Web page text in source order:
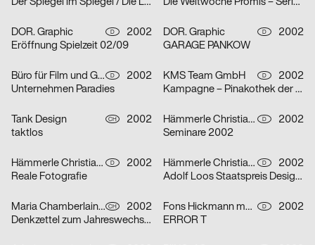
Der Spiegel im Spiegel / Die Leiden des Jungwerdens / Die Muse mit der scharfen Zunge – Serie von dr
Die Weltwoche Promis – Serie von drei Plakaten
DOR. Graphic D
2002
Eröffnung Spielzeit 02/09
DOR. Graphic D
2002
GARAGE PANKOW
Büro für Film und Gestaltung D
2002
Unternehmen Paradies
KMS Team GmbH D
2002
Kampagne – Pinakothek der Moderne – Serie von zwei Plakaten
Tank Design CH
2002
taktlos
Hämmerle Christiane, Timo Thurner D
2002
Seminare 2002
Hämmerle Christiane, Timo Thurner D
2002
Reale Fotografie
Hämmerle Christiane, Timo Thurner D
2002
Adolf Loos Staatspreis Design 2001
Maria Chamberlain, Fabienne Bissig, Ibrahim Hasan CH
2002
Denkzettel zum Jahreswechsel: Letztes Abendmahl / Ohne Ausnahme / o. T. – Serie von drei Plakaten
Fons Hickmann m23 D
2002
ERROR T